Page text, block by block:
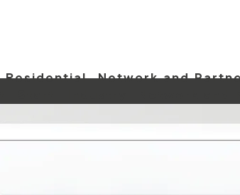
Residential Network and